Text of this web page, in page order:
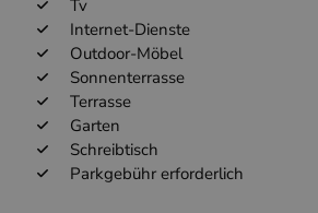
Tv
Internet-Dienste
Outdoor-Möbel
Sonnenterrasse
Terrasse
Garten
Schreibtisch
Parkgebühr erforderlich